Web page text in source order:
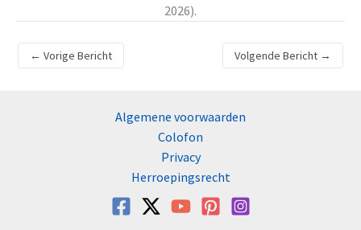
2026).
← Vorige Bericht Volgende Bericht →
Algemene voorwaarden
Colofon
Privacy
Herroepingsrecht